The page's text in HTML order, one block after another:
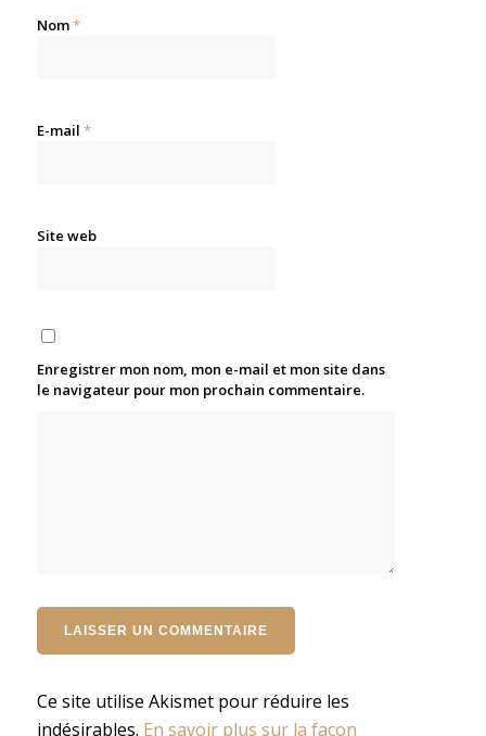
Nom*
E-mail *
Site web
Enregistrer mon nom, mon e-mail et mon site dans
le navigateur pour mon prochain commentaire.
Ce site utilise Akismet pour réduire les
indésirables. En savoir plus sur la façon